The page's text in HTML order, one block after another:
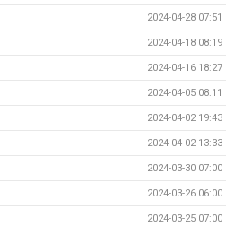
2024-04-28 07:51
2024-04-18 08:19
2024-04-16 18:27
2024-04-05 08:11
2024-04-02 19:43
2024-04-02 13:33
2024-03-30 07:00
2024-03-26 06:00
2024-03-25 07:00